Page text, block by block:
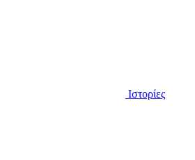
Ιστορίες